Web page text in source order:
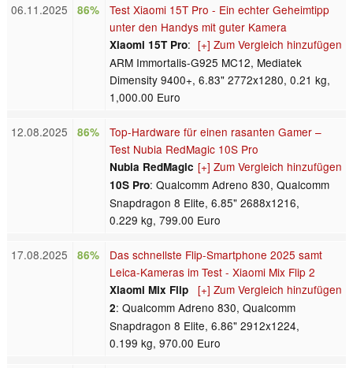
06.11.2025 86%
Test Xiaomi 15T Pro - Ein echter Geheimtipp
unter den Handys mit guter Kamera
[+] Zum Vergleich hinzufügen
Xiaomi 15T Pro:
ARM Immortalis-G925 MC12, Mediatek
Dimensity 9400+, 6.83" 2772x1280, 0.21 kg,
1,000.00 Euro
12.08.2025 86%
Top-Hardware für einen rasanten Gamer –
Test Nubia RedMagic 10S Pro
[+] Zum Vergleich hinzufügen
Nubia RedMagic
10S Pro: Qualcomm Adreno 830, Qualcomm
Snapdragon 8 Elite, 6.85" 2688x1216,
0.229 kg, 799.00 Euro
17.08.2025 86%
Das schnellste Flip-Smartphone 2025 samt
Leica-Kameras im Test - Xiaomi Mix Flip 2
[+] Zum Vergleich hinzufügen
Xiaomi Mix Flip
2: Qualcomm Adreno 830, Qualcomm
Snapdragon 8 Elite, 6.86" 2912x1224,
0.199 kg, 970.00 Euro